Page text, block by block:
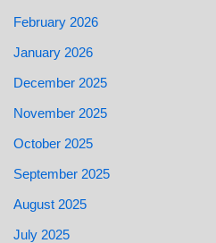
February 2026
January 2026
December 2025
November 2025
October 2025
September 2025
August 2025
July 2025